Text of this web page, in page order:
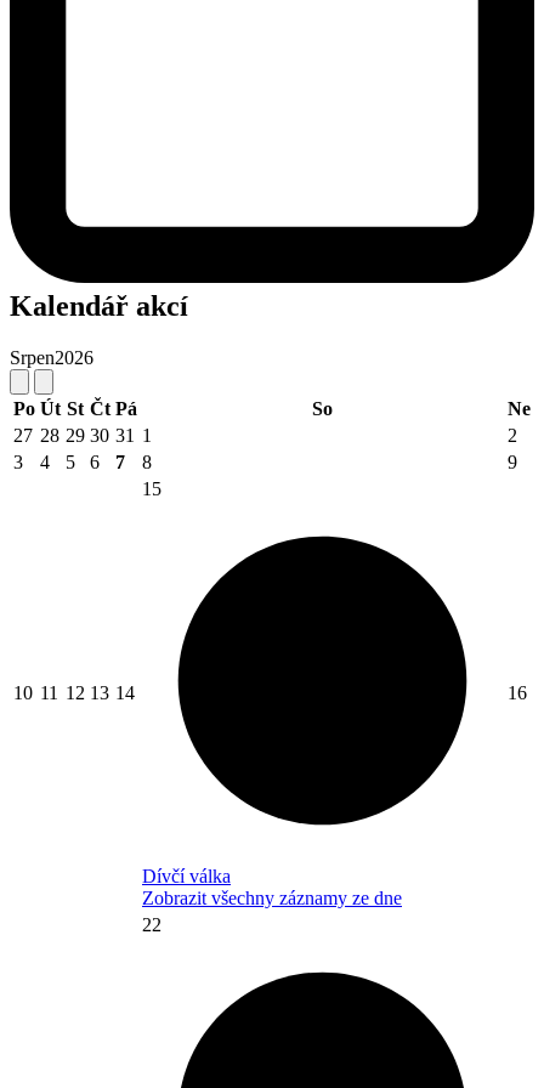
Kalendář akcí
Srpen2026
Po Út St Čt Pá So
Ne
27 28 29 30 31 1
2
3
4 5 6 7 8 9
10 11 12 13 14
15
Dívčí válka
Zobrazit všechny záznamy ze dne
16
22